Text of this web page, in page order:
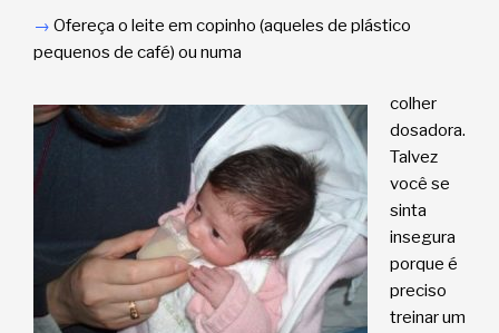
→ Ofereça o leite em copinho (aqueles de plástico
pequenos de café) ou numa
colher
dosadora.
Talvez
você se
sinta
insegura
porque é
preciso
treinar um